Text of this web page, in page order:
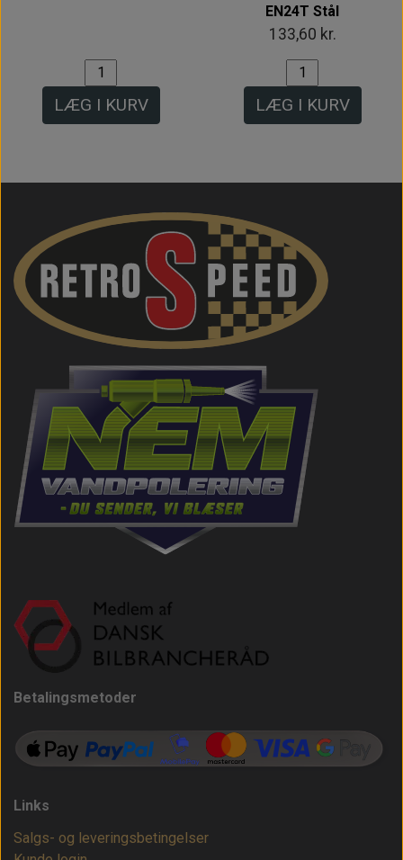
LÆG I KURV
EN24T Stål
133,60 kr.
LÆG I KURV
Betalingsmetoder
Links
Salgs- og leveringsbetingelser